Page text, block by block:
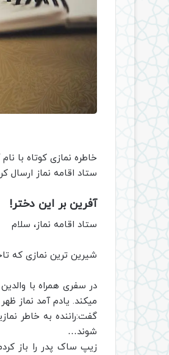
خاطره نمازی کوتاه با
ستاد اقامه نماز ارسال
آفرین بر این دختر!
ستاد اقامه نماز، سلام
شیرین ترین نمازی که
در سفری همراه با
میکند. یادم آمد نماز
گفت:راننده به خاطر
شوند…
زیپ ساک پدر را باز